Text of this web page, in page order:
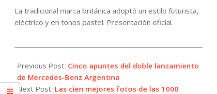
La tradicional marca británica adoptó un estilo futurista,
eléctrico y en tonos pastel. Presentación oficial.
12-
02
Previous Post: Cinco apuntes del doble lanzamiento
de Mercedes-Benz Argentina
Next Post: Las cien mejores fotos de las 1000